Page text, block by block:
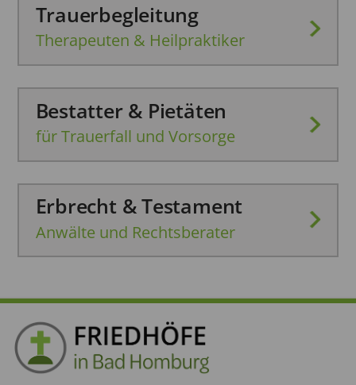
Trauerbegleitung
Therapeuten & Heilpraktiker
Bestatter & Pietäten
für Trauerfall und Vorsorge
Erbrecht & Testament
Anwälte und Rechtsberater